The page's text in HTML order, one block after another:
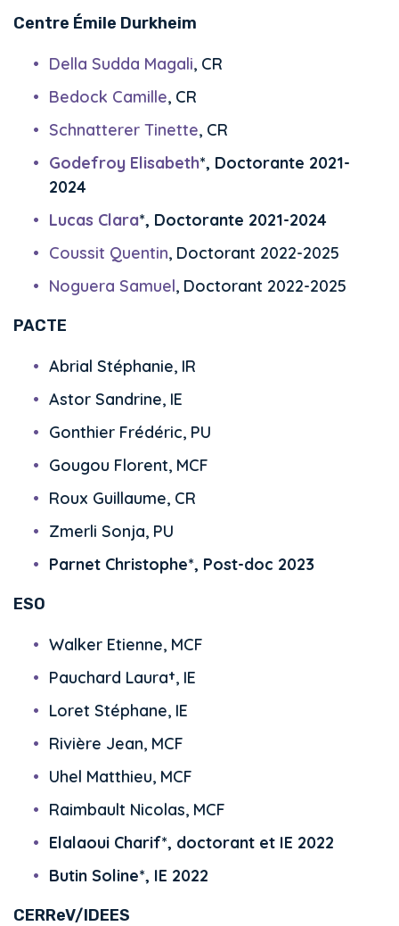
Centre Émile Durkheim
Della Sudda Magali, CR
Bedock Camille, CR
Schnatterer Tinette, CR
Godefroy Elisabeth*, Doctorante 2021-
2024
Lucas Clara*, Doctorante 2021-2024
Coussit Quentin, Doctorant 2022-2025
Noguera Samuel, Doctorant 2022-2025
PACTE
Abrial Stéphanie, IR
Astor Sandrine, IE
Gonthier Frédéric, PU
Gougou Florent, MCF
Roux Guillaume, CR
Zmerli Sonja, PU
Parnet Christophe*, Post-doc 2023
ESO
Walker Etienne, MCF
Pauchard Laura†, IE
Loret Stéphane, IE
Rivière Jean, MCF
Uhel Matthieu, MCF
Raimbault Nicolas, MCF
Elalaoui Charif*, doctorant et IE 2022
Butin Soline*, IE 2022
CERReV/IDEES